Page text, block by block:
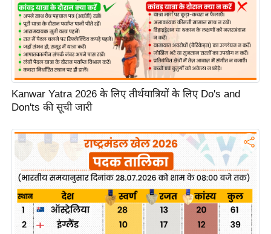
ज
न
ज
ग
त
बॉ
ली
ड
हॉ
ली
वु
ड
फि
Kanwar Yatra 2026 के लिए तीर्थयात्रियों के लिए Do's and
Don'ts की सूची जारी